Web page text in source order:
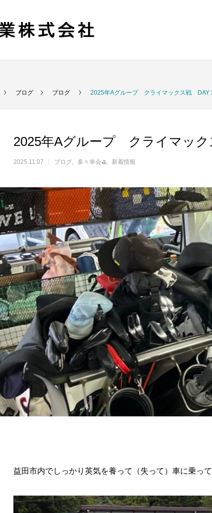
ブログ ブログ 2025年Aグループ クライマックス戦 DAY
2025年Aグループ クライマッ
2025.11.07 ブログ 多々幸会⛳ 新着情報
益田市内でしっかり英気を養って（失って）車に乗っ